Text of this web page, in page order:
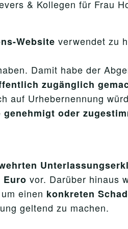
& Kollegen für Frau
Website verwendet zu
Damit habe der
zugänglich
auf Urhebernennung
oder
Euro vor. Darüber hinaus
einen konkreten
geltend zu machen.